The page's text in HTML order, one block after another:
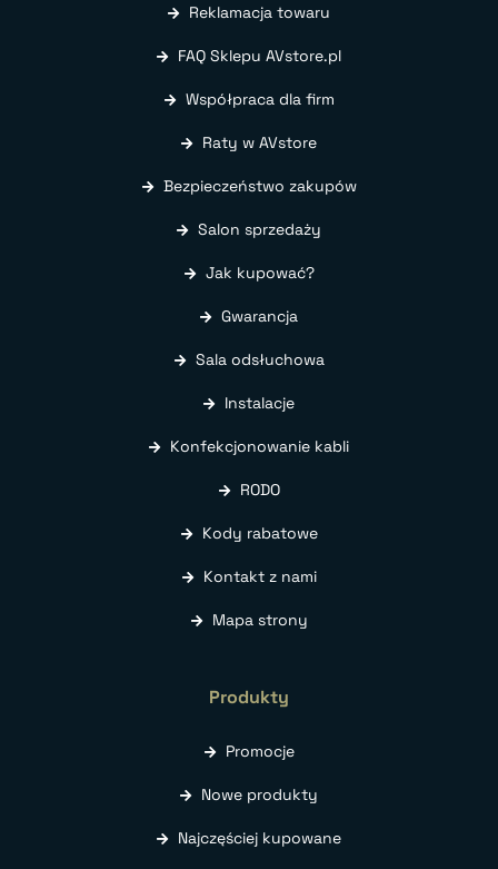
Reklamacja towaru
FAQ Sklepu AVstore.pl
Współpraca dla firm
Raty w AVstore
Bezpieczeństwo zakupów
Salon sprzedaży
Jak kupować?
Gwarancja
Sala odsłuchowa
Instalacje
Konfekcjonowanie kabli
RODO
Kody rabatowe
Kontakt z nami
Mapa strony
Produkty
Promocje
Nowe produkty
Najczęściej kupowane